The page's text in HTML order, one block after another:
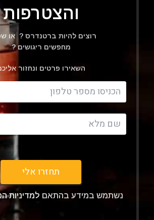
והצטרפות
רוצים להיות ברטנדרס ? או
מחפשים ריגושים ?
השאירו פרטים ונחזור
תחזרו אלי
נשתמש במידע בהתאם למדיניות